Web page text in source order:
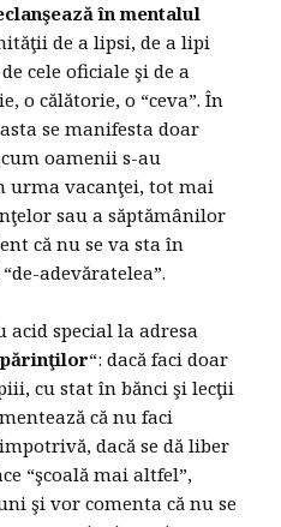
în mentalul
de a lipsi, de a lipi
cele oficiale şi de a
o călătorie, o “ceva”. În
se manifesta doar
oamenii s-au
urma vacanţei, tot mai
sau a săptămânilor
că nu se va sta în
adevăratelea”.
special la adresa
“: dacă faci doar
cu stat în bănci şi lecţii
că nu faci
dacă se dă liber
“şcoală mai altfel”,
şi vor comenta că nu se